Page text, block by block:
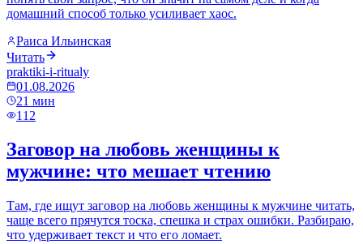
домашний способ только усиливает хаос.
Раиса Ильинская
Читать
praktiki-i-ritualy
01.08.2026
21 мин
112
Заговор на любовь женщины к
мужчине: что мешает чтению
Там, где ищут заговор на любовь женщины к мужчине читать,
чаще всего прячутся тоска, спешка и страх ошибки. Разбираю,
что удерживает текст и что его ломает.